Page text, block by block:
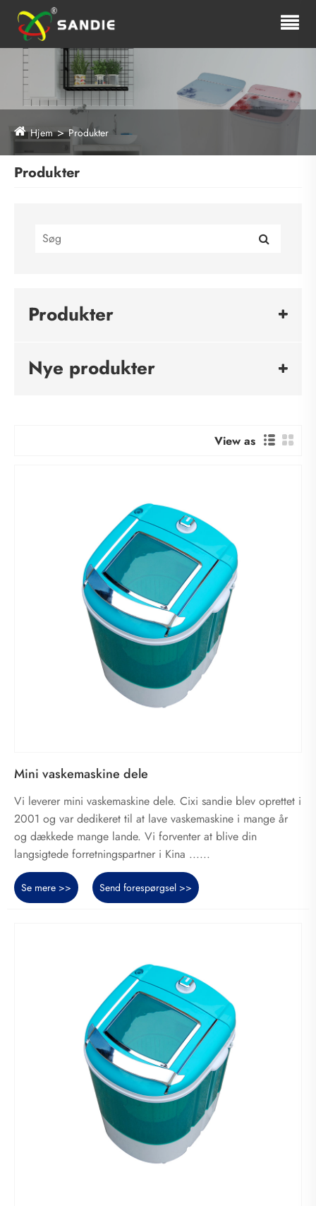
Hjem Produkter
Produkter
Produkter
Nye produkter
View as
Mini vaskemaskine dele
Vi leverer mini vaskemaskine dele. Cixi sandie blev oprettet i
2001 og var dedikeret til at lave vaskemaskine i mange år
og dækkede mange lande. Vi forventer at blive din
langsigtede forretningspartner i Kina ......
Se mere >> Send forespørgsel >>